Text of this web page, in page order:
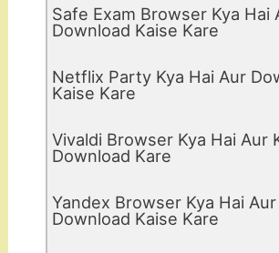
Safe Exam Browser Kya Hai
Download Kaise Kare
Netflix Party Kya Hai Aur
Kaise Kare
Vivaldi Browser Kya Hai Aur
Download Kare
Yandex Browser Kya Hai Aur
Download Kaise Kare